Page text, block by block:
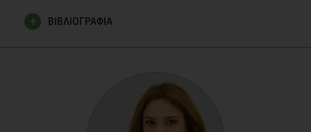
ΒΙΒΛΙΟΓΡΑΦΙΑ
Int J Obes Relat Metab Disord, 28, 858-69.
Holsten, J. E. & Compher, C. W. 2012. Children's food store,
restaurant, and home food environments and their